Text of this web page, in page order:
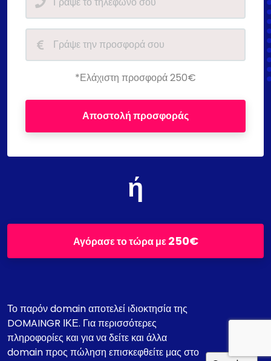
*Ελάχιστη προσφορά 250€
Αποστολή προσφοράς
ή
Αγόρασε το τώρα με250€
Το παρόν domain αποτελεί ιδιοκτησία της
DOMAINGR ΙΚΕ. Για περισσότερες
πληροφορίες και για να δείτε και άλλα
domain προς πώληση επισκεφθείτε μας στο